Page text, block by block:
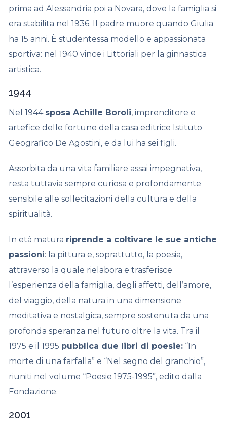
prima ad Alessandria poi a Novara, dove la famiglia si
era stabilita nel 1936. Il padre muore quando Giulia
ha 15 anni. È studentessa modello e appassionata
sportiva: nel 1940 vince i Littoriali per la ginnastica
artistica.
1944
Nel 1944 sposa Achille Boroli, imprenditore e
artefice delle fortune della casa editrice Istituto
Geografico De Agostini, e da lui ha sei figli.
Assorbita da una vita familiare assai impegnativa,
resta tuttavia sempre curiosa e profondamente
sensibile alle sollecitazioni della cultura e della
spiritualità.
In età matura riprende a coltivare le sue antiche
passioni: la pittura e, soprattutto, la poesia,
attraverso la quale rielabora e trasferisce
l’esperienza della famiglia, degli affetti, dell’amore,
del viaggio, della natura in una dimensione
meditativa e nostalgica, sempre sostenuta da una
profonda speranza nel futuro oltre la vita. Tra il
1975 e il 1995 pubblica due libri di poesie: “In
morte di una farfalla” e “Nel segno del granchio”,
riuniti nel volume “Poesie 1975-1995”, edito dalla
Fondazione.
2001